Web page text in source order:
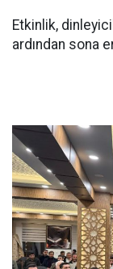
Etkinlik,
ardından sona